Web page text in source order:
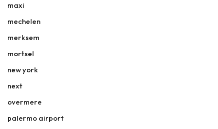
maxi
mechelen
merksem
mortsel
new york
next
overmere
palermo airport